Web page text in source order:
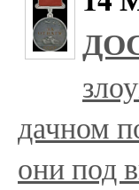
дачном
они под